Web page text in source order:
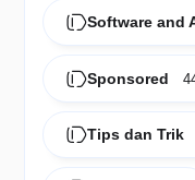
Software and
Sponsored
Tips dan Trik